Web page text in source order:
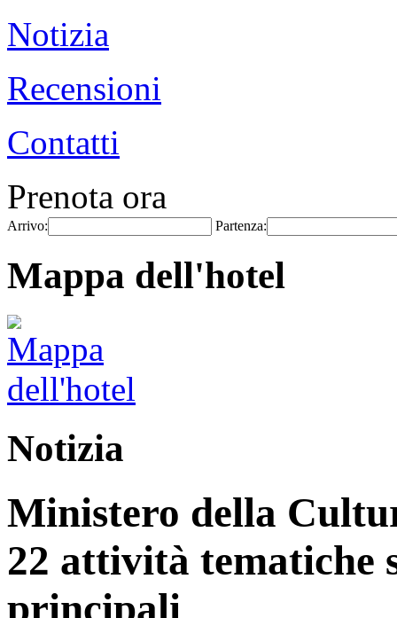
Notizia
Recensioni
Contatti
Prenota ora
Arrivo: Partenza:
Mappa dell'hotel
Notizia
Ministero della
22 attività tematiche
principali